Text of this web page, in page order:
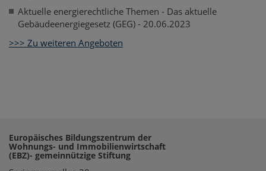
Aktuelle energierechtliche Themen - Das aktuelle
Gebäudeenergiegesetz (GEG) - 20.06.2023
>>> Zu weiteren Angeboten
Europäisches Bildungszentrum der
Wohnungs- und Immobilienwirtschaft
(EBZ)- gemeinnützige Stiftung